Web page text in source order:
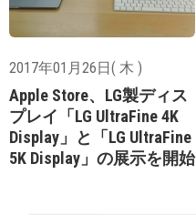
2017年01月26日( 木 )
Apple Store、LG製ディス
プレイ「LG UltraFine 4K
Display」と「LG UltraFine
5K Display」の展示を開始